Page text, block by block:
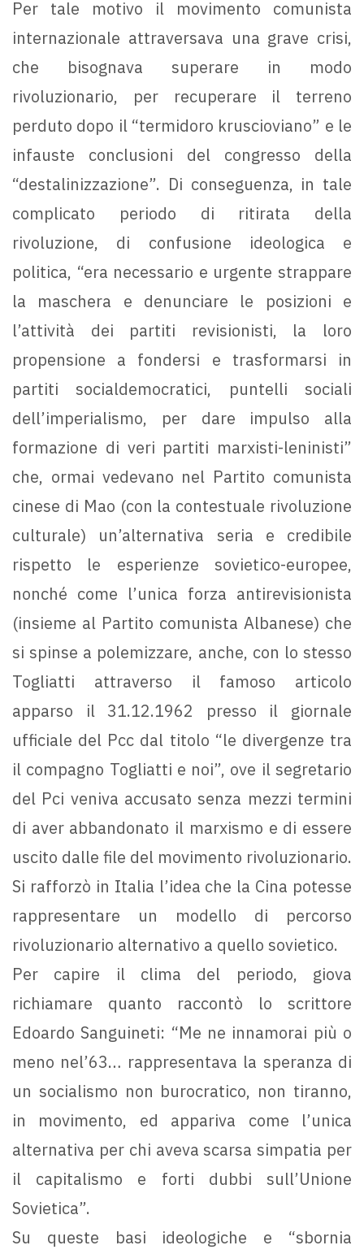
Per tale motivo il movimento comunista
internazionale attraversava una grave crisi,
che bisognava superare in modo
rivoluzionario, per recuperare il terreno
perduto dopo il “termidoro kruscioviano” e le
infauste conclusioni del congresso della
“destalinizzazione”. Di conseguenza, in tale
complicato periodo di ritirata della
rivoluzione, di confusione ideologica e
politica, “era necessario e urgente strappare
la maschera e denunciare le posizioni e
l’attività dei partiti revisionisti, la loro
propensione a fondersi e trasformarsi in
partiti socialdemocratici, puntelli sociali
dell’imperialismo, per dare impulso alla
formazione di veri partiti marxisti-leninisti”
che, ormai vedevano nel Partito comunista
cinese di Mao (con la contestuale rivoluzione
culturale) un’alternativa seria e credibile
rispetto le esperienze sovietico-europee,
nonché come l’unica forza antirevisionista
(insieme al Partito comunista Albanese) che
si spinse a polemizzare, anche, con lo stesso
Togliatti attraverso il famoso articolo
apparso il 31.12.1962 presso il giornale
ufficiale del Pcc dal titolo “le divergenze tra
il compagno Togliatti e noi”, ove il segretario
del Pci veniva accusato senza mezzi termini
di aver abbandonato il marxismo e di essere
uscito dalle file del movimento rivoluzionario.
Si rafforzò in Italia l’idea che la Cina potesse
rappresentare un modello di percorso
rivoluzionario alternativo a quello sovietico.
Per capire il clima del periodo, giova
richiamare quanto raccontò lo scrittore
Edoardo Sanguineti: “Me ne innamorai più o
meno nel’63… rappresentava la speranza di
un socialismo non burocratico, non tiranno,
in movimento, ed appariva come l’unica
alternativa per chi aveva scarsa simpatia per
il capitalismo e forti dubbi sull’Unione
Sovietica”.
Su queste basi ideologiche e “sbornia